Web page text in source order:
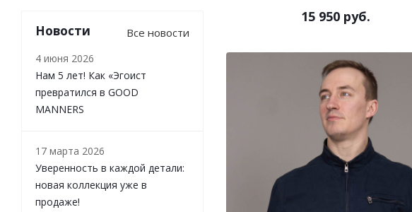
15 950 руб.
Новости Все новости
4 июня 2026
Нам 5 лет! Как «Эгоист
превратился в GOOD
MANNERS
17 марта 2026
Уверенность в каждой детали:
новая коллекция уже в
продаже!